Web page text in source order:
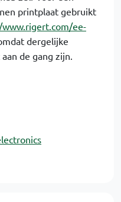
printplaat gebruikt
ee-
dergelijke
de gang zijn.